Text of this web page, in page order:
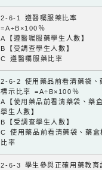
2-6-1 遵醫囑服藥比率
=A÷B×100％
A【遵醫囑服藥學生人數】
B【受調查學生人數】
C 遵醫囑服藥比率
2-6-2 使用藥品前看清藥袋、
標示比率 =A÷B×100％
A【使用藥品前看清藥袋、藥
學生人數】
B【受調查學生人數】
C 使用藥品前看清藥袋、藥盒
比率
2-6-3 學生參與正確用藥教育